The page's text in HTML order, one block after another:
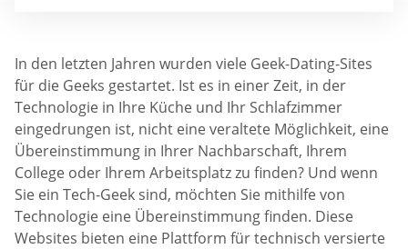
In den letzten Jahren wurden viele Geek-Dating-Sites
für die Geeks gestartet. Ist es in einer Zeit, in der
Technologie in Ihre Küche und Ihr Schlafzimmer
eingedrungen ist, nicht eine veraltete Möglichkeit, eine
Übereinstimmung in Ihrer Nachbarschaft, Ihrem
College oder Ihrem Arbeitsplatz zu finden? Und wenn
Sie ein Tech-Geek sind, möchten Sie mithilfe von
Technologie eine Übereinstimmung finden. Diese
Websites bieten eine Plattform für technisch versierte